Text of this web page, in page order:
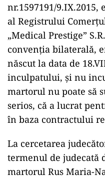
nr.1597191/
al Registrului
„Medical Prestige”
convenția bilaterală,
născut la data de
inculpatului, și nu
martorul nu poate să
serios, că a lucrat
în baza contractului
La cercetarea
termenul de judecată
martorul Rus Maria-